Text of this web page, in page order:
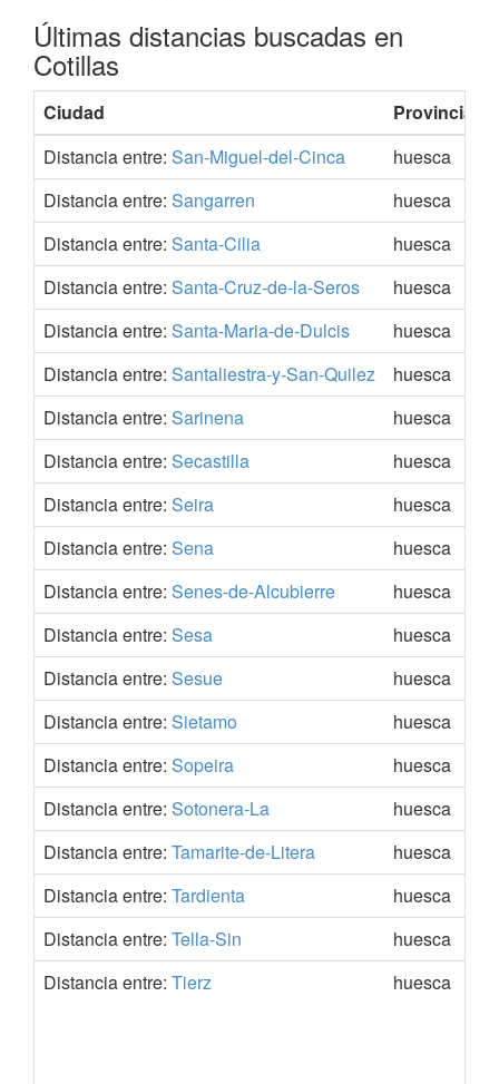
Últimas distancias buscadas en
Cotillas
Ciudad Provincia
Distancia entre: San-Miguel-del-Cinca huesca
Distancia entre: Sangarren huesca
Distancia entre: Santa-Cilia huesca
Distancia entre: Santa-Cruz-de-la-Seros huesca
Distancia entre: Santa-Maria-de-Dulcis huesca
Distancia entre: Santaliestra-y-San-Quilez huesca
Distancia entre: Sarinena huesca
Distancia entre: Secastilla huesca
Distancia entre: Seira huesca
Distancia entre: Sena huesca
Distancia entre: Senes-de-Alcubierre huesca
Distancia entre: Sesa huesca
Distancia entre: Sesue huesca
Distancia entre: Sietamo huesca
Distancia entre: Sopeira huesca
Distancia entre: Sotonera-La huesca
Distancia entre: Tamarite-de-Litera huesca
Distancia entre: Tardienta huesca
Distancia entre: Tella-Sin huesca
Distancia entre: Tierz huesca